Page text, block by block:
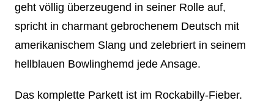
geht völlig überzeugend in seiner Rolle auf,
spricht in charmant gebrochenem Deutsch mit
amerikanischem Slang und zelebriert in seinem
hellblauen Bowlinghemd jede Ansage.
Das komplette Parkett ist im Rockabilly-Fieber.